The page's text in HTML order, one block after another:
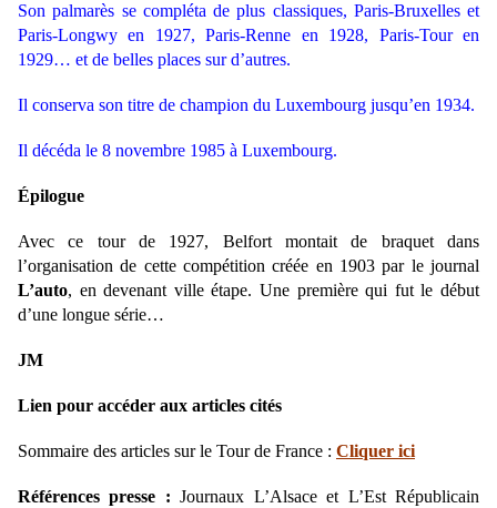
Son palmarès se compléta de plus classiques, Paris-Bruxelles et
Paris-Longwy en 1927, Paris-Renne en 1928, Paris-Tour en
1929… et de belles places sur d’autres.
Il conserva son titre de champion du Luxembourg jusqu’en 1934.
Il décéda le 8 novembre 1985 à Luxembourg.
Épilogue
Avec ce tour de 1927, Belfort montait de braquet dans
l’organisation de cette compétition créée en 1903 par le journal
L’auto, en devenant ville étape. Une première qui fut le début
d’une longue série…
JM
Lien pour accéder aux articles cités
Sommaire des articles sur le Tour de France : Cliquer ici
Références presse :Journaux L’Alsace et L’Est Républicain